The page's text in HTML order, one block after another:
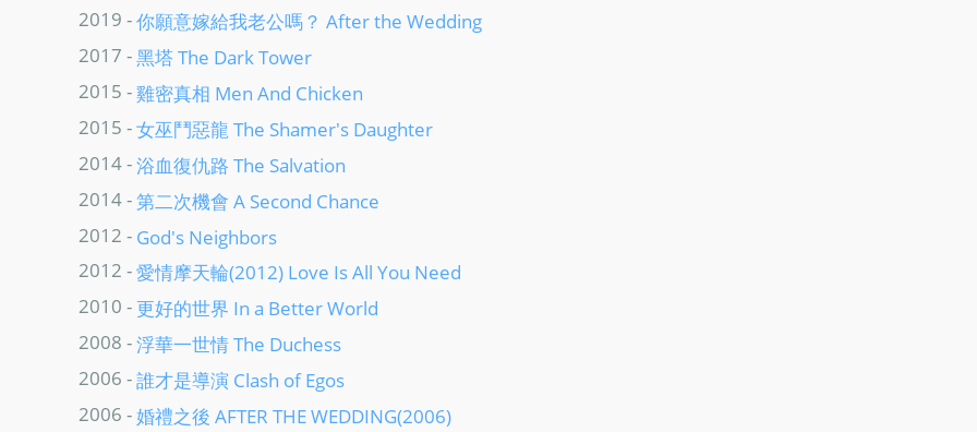
2019 -你願意嫁給我老公嗎？ After the Wedding
2017 -黑塔 The Dark Tower
2015 -雞密真相 Men And Chicken
2015 -女巫鬥惡龍 The Shamer's Daughter
2014 -浴血復仇路 The Salvation
2014 -第二次機會 A Second Chance
2012 - God's Neighbors
2012 -愛情摩天輪(2012) Love Is All You Need
2010 -更好的世界 In a Better World
2008 -浮華一世情 The Duchess
2006 -誰才是導演 Clash of Egos
2006 -婚禮之後 AFTER THE WEDDING(2006)